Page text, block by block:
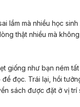
lầm mà nhiều học
thật nhiều mà
giống như bạn ném
để đọc. Trái lại, hồi
sách được đặt ở vị trí